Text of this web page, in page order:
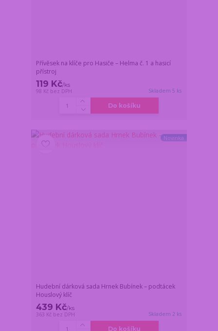
Přívěsek na klíče pro Hasiče – Helma č. 1 a hasicí
přístroj
119 Kč/ks
98 Kč bez DPH Skladem 5 ks
Do košíku
Novinka
Hudební dárková sada Hrnek Bubínek – podtácek
Houslový klíč
439 Kč/ks
363 Kč bez DPH Skladem 2 ks
Do košíku